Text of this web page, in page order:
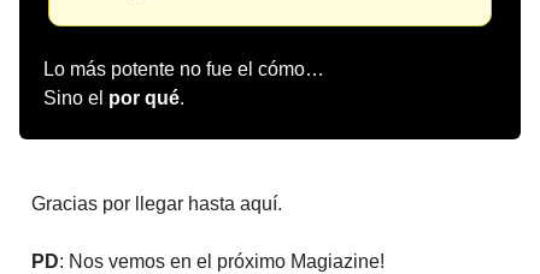
Lo más potente no fue el cómo…
Sino el por qué.
Gracias por llegar hasta aquí.
PD: Nos vemos en el próximo Magiazine!